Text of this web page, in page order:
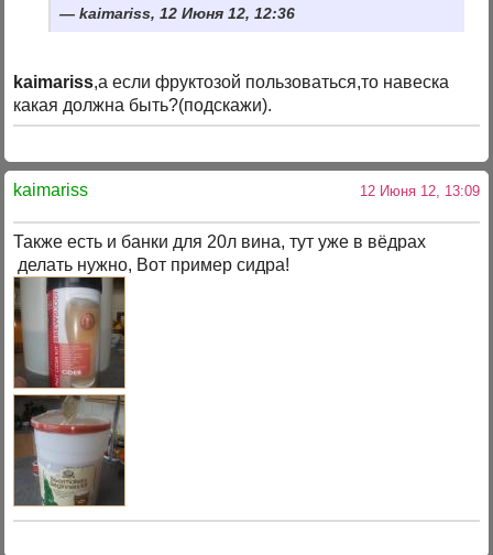
kaimariss, 12 Июня 12, 12:36
kaimariss,а если фруктозой пользоваться,то навеска
какая должна быть?(подскажи).
kaimariss 12 Июня 12, 13:09
Также есть и банки для 20л вина, тут уже в вёдрах
делать нужно, Вот пример сидра!